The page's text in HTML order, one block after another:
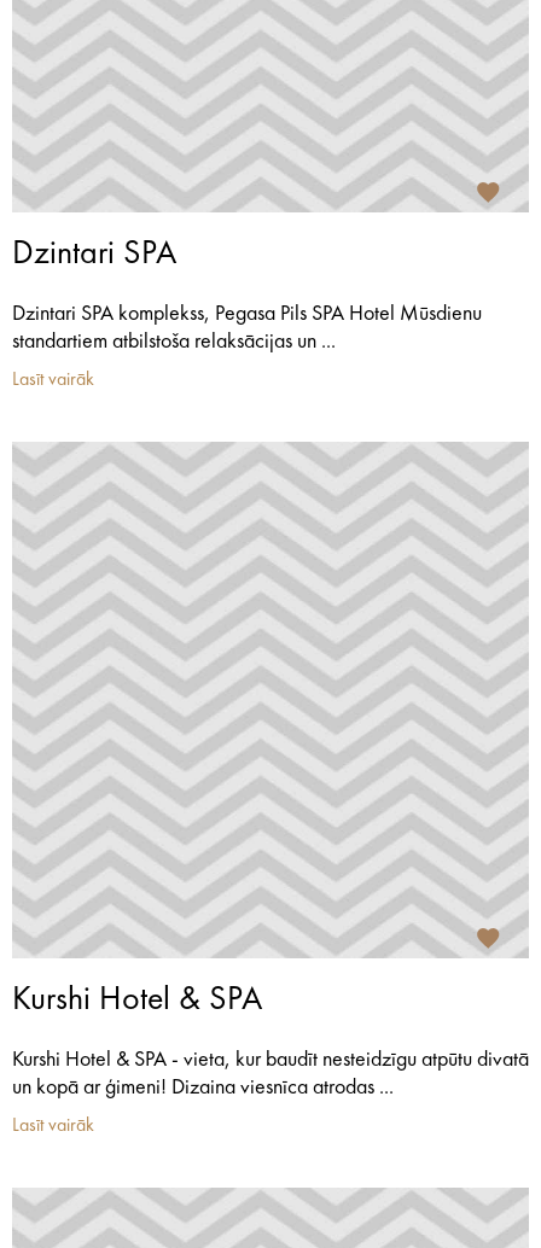
Dzintari SPA
Dzintari SPA komplekss, Pegasa Pils SPA Hotel Mūsdienu
standartiem atbilstoša relaksācijas un ...
Lasīt vairāk
Kurshi Hotel & SPA
Kurshi Hotel & SPA - vieta, kur baudīt nesteidzīgu atpūtu divatā
un kopā ar ģimeni! Dizaina viesnīca atrodas ...
Lasīt vairāk